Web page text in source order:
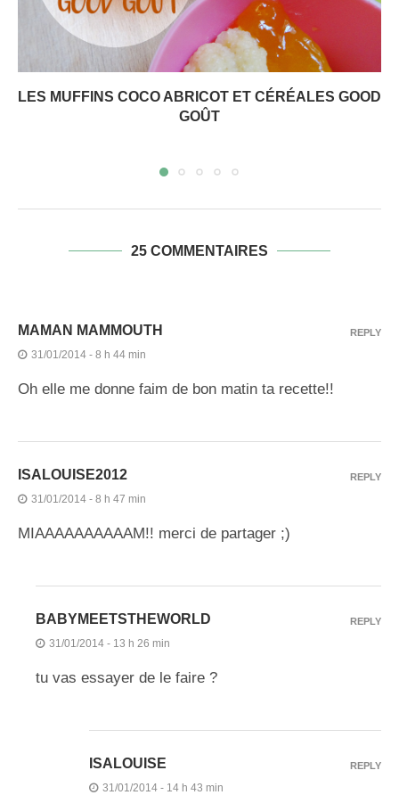
LES MUFFINS COCO ABRICOT ET CÉRÉALES GOOD
GOÛT
25 COMMENTAIRES
MAMAN MAMMOUTH
31/01/2014 - 8 h 44 min
Oh elle me donne faim de bon matin ta recette!!
REPLY
ISALOUISE2012
31/01/2014 - 8 h 47 min
MIAAAAAAAAAAM!! merci de partager ;)
REPLY
BABYMEETSTHEWORLD
31/01/2014 - 13 h 26 min
tu vas essayer de le faire ?
REPLY
ISALOUISE
31/01/2014 - 14 h 43 min
REPLY